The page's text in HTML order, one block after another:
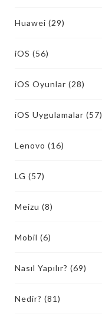
Huawei (29)
iOS (56)
iOS Oyunlar (28)
iOS Uygulamalar (57)
Lenovo (16)
LG (57)
Meizu (8)
Mobil (6)
Nasıl Yapılır? (69)
Nedir? (81)